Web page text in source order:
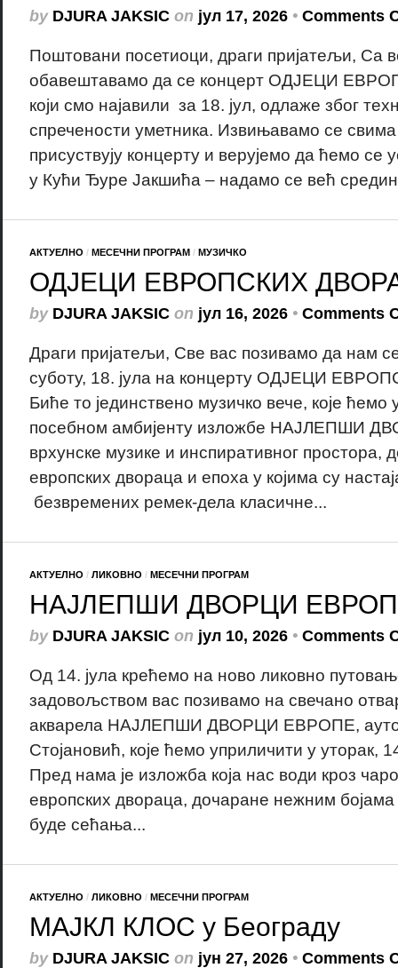
by DJURA JAKSICon јул 17, 2026 • Comments
Поштовани посетиоци, драги пријатељи, Са
обавештавамо да се концерт ОДЈЕЦИ
који смо најавили за 18. јул, одлаже због
спречености уметника. Извињавамо се свима
присуствују концерту и верујемо да ћемо се
у Кући Ђуре Јакшића – надамо се већ
АКТУЕЛНО / МЕСЕЧНИ ПРОГРАМ/ МУЗИЧКО
ОДЈЕЦИ ЕВРОПСКИХ
by DJURA JAKSICon јул 16, 2026 • Comments
Драги пријатељи, Све вас позивамо да нам
суботу, 18. јула на концерту ОДЈЕЦИ
Биће то јединствено музичко вече, које ћемо
посебном амбијенту изложбе НАЈЛЕПШИ
врхунске музике и инспиративног простора,
европских двораца и епоха у којима су
безвремених ремек-дела класичне...
АКТУЕЛНО / ЛИКОВНО / МЕСЕЧНИ ПРОГРАМ
НАЈЛЕПШИ ДВОРЦИ
by DJURA JAKSICon јул 10, 2026 • Comments
Од 14. јула крећемо на ново ликовно
задовољством вас позивамо на свечано
акварела НАЈЛЕПШИ ДВОРЦИ ЕВРОПЕ,
Стојановић, које ћемо уприличити у уторак,
Пред нама је изложба која нас води кроз
европских двораца, дочаране нежним бојама
буде сећања...
АКТУЕЛНО / ЛИКОВНО / МЕСЕЧНИ ПРОГРАМ
МАЈКЛ КЛОС у Београду
by DJURA JAKSICon јун 27, 2026 • Comments